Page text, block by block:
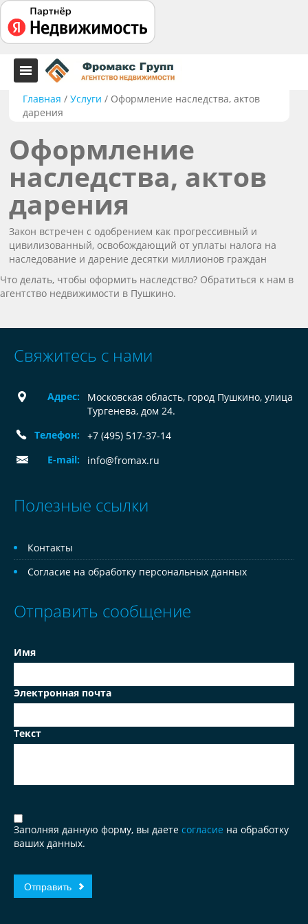
Главная /Услуги / Оформление наследства, актов
дарения
Оформление
наследства, актов
дарения
Закон встречен с одобрением как прогрессивный и
цивилизованный, освобождающий от уплаты налога на
наследование и дарение десятки миллионов граждан
Что делать, чтобы оформить наследство? Обратиться к нам в
агентство недвижимости в Пушкино.
Свяжитесь с нами
Адрес:
Московская область, город Пушкино, улица
Тургенева, дом 24.
Телефон:
+7 (495) 517-37-14
E-mail:
info@fromax.ru
Полезные ссылки
Контакты
Согласие на обработку персональных данных
Отправить сообщение
Имя
Электронная почта
Текст
Заполняя данную форму, вы даете согласие на обработку
ваших данных.